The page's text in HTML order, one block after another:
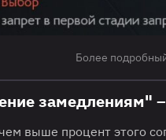
Более
замедлениям"
выше процент этого